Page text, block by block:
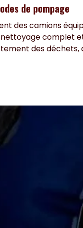
de pompage
des camions
complet
des déchets,